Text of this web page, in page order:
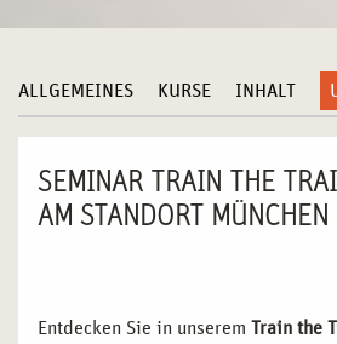
ALLGEMEINES KURSE INHALT
SEMINAR TRAIN THE
AM STANDORT MÜNCHEN
Entdecken Sie in unserem Train the